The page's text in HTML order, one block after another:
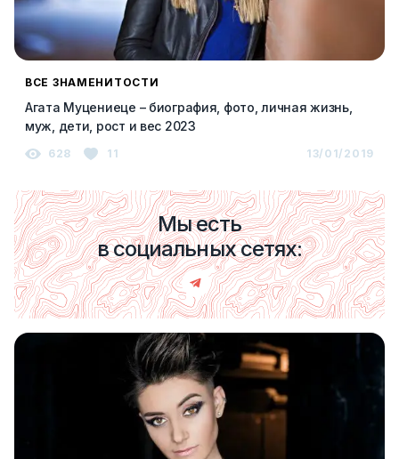
ВСЕ ЗНАМЕНИТОСТИ
Агата Муцениеце – биография, фото, личная жизнь,
муж, дети, рост и вес 2023
628 11 13/01/2019
Мы есть
в социальных сетях: